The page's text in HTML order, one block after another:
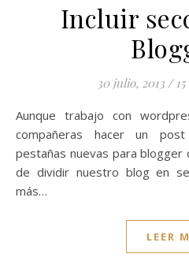
Incluir
30 julio, 2013 /
Aunque trabajo con wordpress he prometido a unas
compañeras hacer un
pestañas nuevas para blogger
de dividir nuestro blog en
más…
LEER